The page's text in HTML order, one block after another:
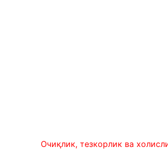
Очиқлик, тезкорлик ва холислик